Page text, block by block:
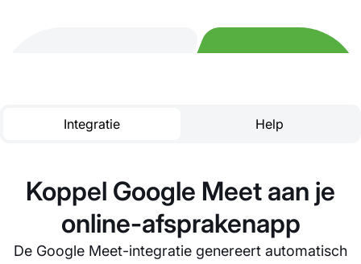
Integratie Help
Koppel Google Meet aan je
online-afsprakenapp
De Google Meet-integratie genereert automatisch